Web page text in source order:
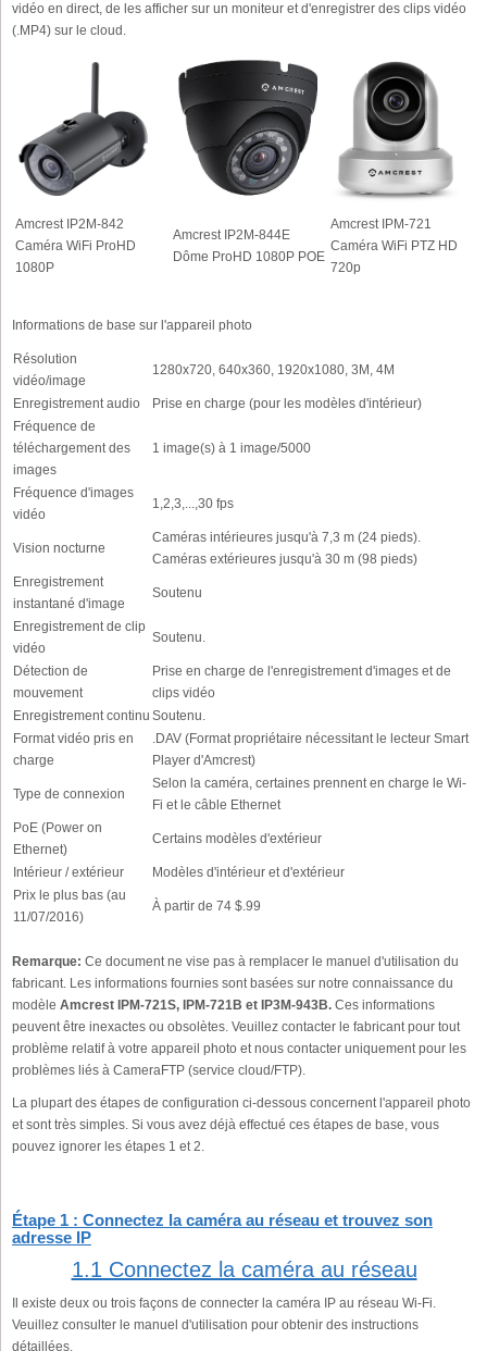
vidéo en direct, de les afficher sur un moniteur et d'enregistrer des clips vidéo
(.MP4) sur le cloud.
Amcrest IP2M-842
Caméra WiFi ProHD
1080P
Amcrest IP2M-844E
Dôme ProHD 1080P POE
Amcrest IPM-721
Caméra WiFi PTZ HD
720p
Informations de base sur l'appareil photo
Résolution
vidéo/image
1280x720, 640x360, 1920x1080, 3M, 4M
Enregistrement audio
Prise en charge (pour les modèles d'intérieur)
Fréquence de
téléchargement des
images
1 image(s) à 1 image/5000
Fréquence d'images
vidéo
1,2,3,...,30 fps
Vision nocturne
Caméras intérieures jusqu'à 7,3 m (24 pieds).
Caméras extérieures jusqu'à 30 m (98 pieds)
Enregistrement
instantané d'image
Soutenu
Enregistrement de clip
vidéo
Soutenu.
Détection de
mouvement
Prise en charge de l'enregistrement d'images et de
clips vidéo
Enregistrement continu Soutenu.
Format vidéo pris en
charge
.DAV (Format propriétaire nécessitant le lecteur Smart
Player d'Amcrest)
Type de connexion
Selon la caméra, certaines prennent en charge le Wi-
Fi et le câble Ethernet
PoE (Power on
Ethernet)
Certains modèles d'extérieur
Intérieur / extérieur
Modèles d'intérieur et d'extérieur
Prix le plus bas (au
11/07/2016)
À partir de 74 $.99
Remarque: Ce document ne vise pas à remplacer le manuel d'utilisation du
fabricant. Les informations fournies sont basées sur notre connaissance du
modèle Amcrest IPM-721S, IPM-721B et IP3M-943B. Ces informations
peuvent être inexactes ou obsolètes. Veuillez contacter le fabricant pour tout
problème relatif à votre appareil photo et nous contacter uniquement pour les
problèmes liés à CameraFTP (service cloud/FTP).
La plupart des étapes de configuration ci-dessous concernent l'appareil photo
et sont très simples. Si vous avez déjà effectué ces étapes de base, vous
pouvez ignorer les étapes 1 et 2.
Étape 1 : Connectez la caméra au réseau et trouvez son
adresse IP
1.1 Connectez la caméra au réseau
Il existe deux ou trois façons de connecter la caméra IP au réseau Wi-Fi.
Veuillez consulter le manuel d'utilisation pour obtenir des instructions
détaillées.